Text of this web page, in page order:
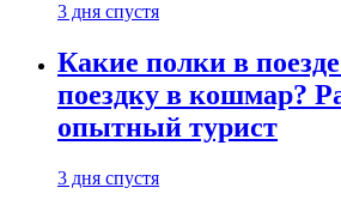
3 дня спустя
Какие полки в
поездку в кошмар?
опытный турист
3 дня спустя